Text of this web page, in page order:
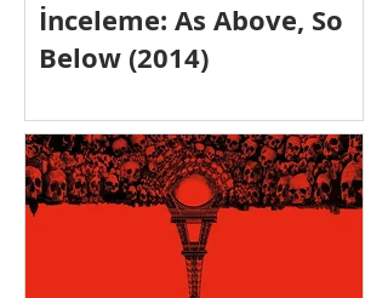
İnceleme: As Above, So
Below (2014)